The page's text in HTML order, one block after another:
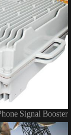
Signal Booster